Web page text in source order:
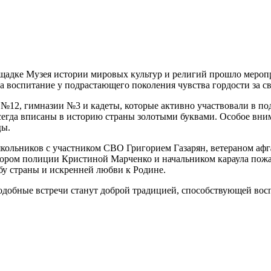
Музея истории мировых культур и религий прошло
у подрастающего поколения чувства гордости за
№3 и кадеты, которые активно участвовали в
вписаны в историю страны золотыми буквами. Особое
с участником СВО Григорием Газарян, ветераном
полиции Кристиной Марченко и начальником караула
страны и искренней любви к Родине.
встречи станут доброй традицией, способствующей